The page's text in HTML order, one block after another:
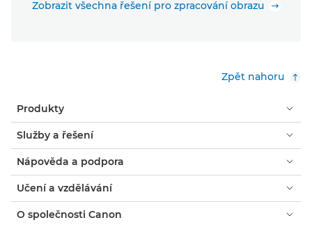
Zobrazit všechna řešení pro zpracování obrazu
Zpět nahoru
Produkty
Služby a řešení
Nápověda a podpora
Učení a vzdělávání
O společnosti Canon